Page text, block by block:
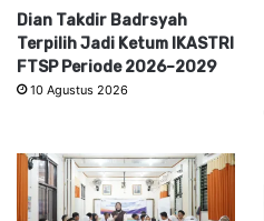
Dian Takdir Badrsyah
Terpilih Jadi Ketum IKASTRI
FTSP Periode 2026–2029
10 Agustus 2026